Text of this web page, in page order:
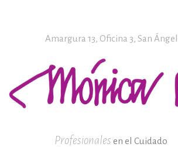
Amargura 13, Oficina 3, San Ángel,
Profesionales en el Cuidado